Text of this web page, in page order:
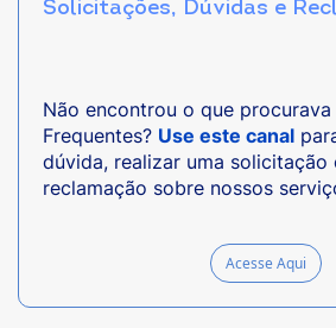
Solicitações, Dúvidas e
Não encontrou o que procurava
Frequentes? Use este canal
dúvida, realizar uma solicitação
reclamação sobre nossos
Acesse Aqui